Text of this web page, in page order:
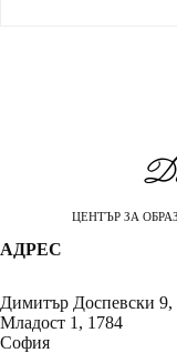
ЦЕНТЪР ЗА
АДРЕС
Димитър Доспевски 9,
Младост 1, 1784
София